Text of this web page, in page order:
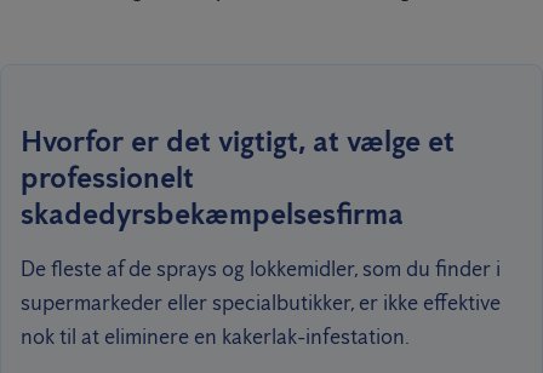
Hvorfor er det vigtigt, at vælge et
professionelt
skadedyrsbekæmpelsesfirma
De fleste af de sprays og lokkemidler, som du finder i
supermarkeder eller specialbutikker, er ikke effektive
nok til at eliminere en kakerlak-infestation.